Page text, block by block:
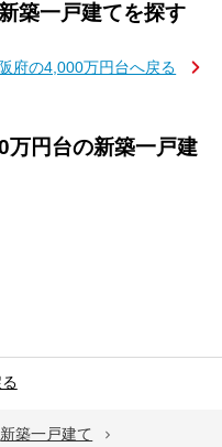
築一戸建てを探す
府の4,000万円台へ戻る
万円台の新築一戸建
新築一戸建て